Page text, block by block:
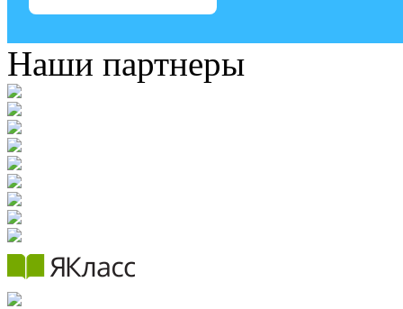
Наши партнеры